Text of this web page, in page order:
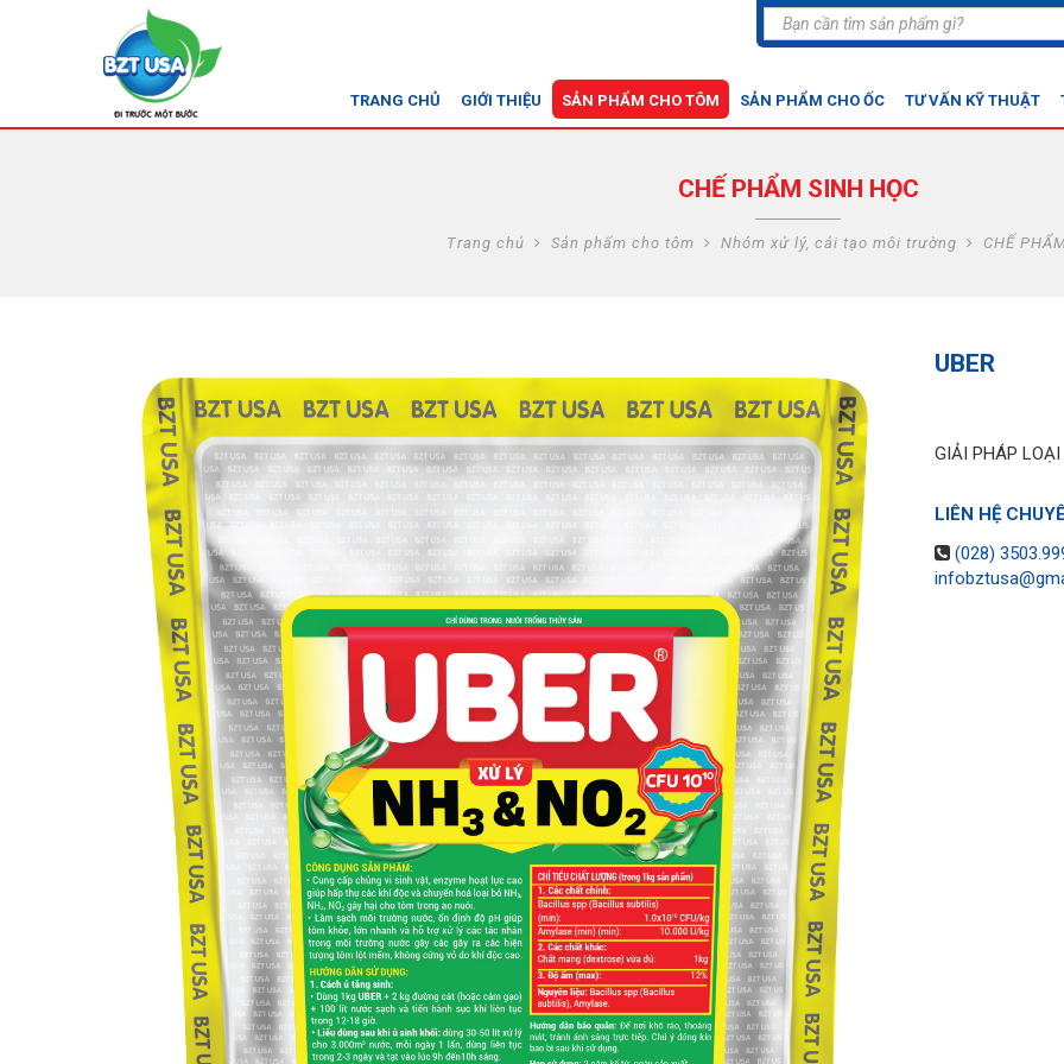
TRANG CHỦ GIỚI THIỆU SẢN PHẨM CHO TÔM SẢN PHẨM CHO ỐC TƯ VẤN KỸ THUẬT
CHẾ PHẨM SINH HỌC
Trang chủ Sản phẩm cho tôm Nhóm xử lý, cải tạo môi trường CHẾ
UBER
GIẢI PHÁP
LIÊN HỆ
(028)